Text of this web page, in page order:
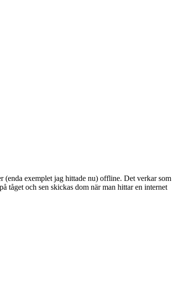
(enda exemplet jag hittade nu) offline. Det verkar som
tåget och sen skickas dom när man hittar en internet